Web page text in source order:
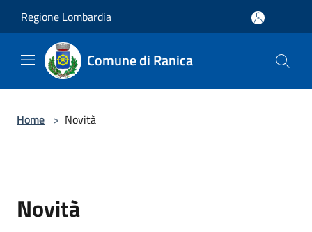
Regione Lombardia
Comune di Ranica
Home > Novità
Novità